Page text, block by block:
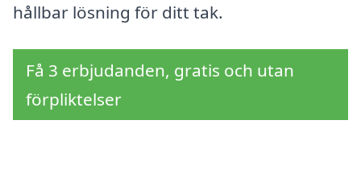
hållbar lösning för ditt tak.
Få 3 erbjudanden, gratis och utan
förpliktelser